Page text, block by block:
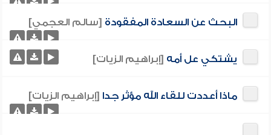
البحث عن السعادة المفقودة [سالم العجمي]
يشتكي عل أمه [إبراهيم الزيات]
ماذا أعددت للقاء الله مؤثر جدا [إبراهيم الزيات]